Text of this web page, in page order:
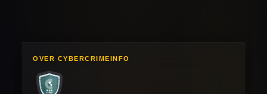
OVER CYBERCRIMEINFO